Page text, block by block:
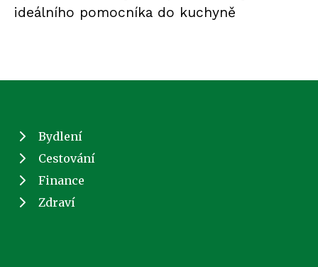
ideálního pomocníka do kuchyně
Bydlení
Cestování
Finance
Zdraví